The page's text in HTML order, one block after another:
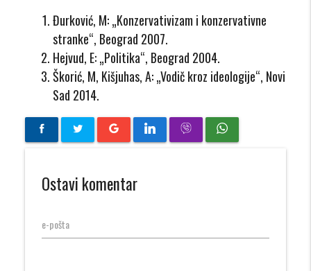
Đurković, M: „Konzervativizam i konzervativne
stranke“, Beograd 2007.
Hejvud, E: „Politika“, Beograd 2004.
Škorić, M, Kišjuhas, A: „Vodič kroz ideologije“, Novi
Sad 2014.
Ostavi komentar
e-pošta